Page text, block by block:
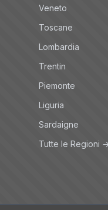
Veneto
Toscane
Lombardia
Trentin
Piemonte
Liguria
Sardaigne
Tutte le Regioni